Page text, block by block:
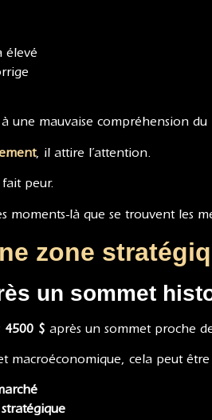
élevé
une mauvaise compréhension du
, il attire l’attention.
peur.
moments-là que se trouvent les
zone
un sommet
4500 $ après un sommet proche
macroéconomique, cela peut